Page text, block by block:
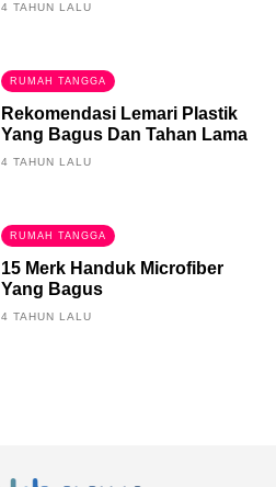
4 TAHUN LALU
RUMAH TANGGA
Rekomendasi Lemari Plastik
Yang Bagus Dan Tahan Lama
4 TAHUN LALU
RUMAH TANGGA
15 Merk Handuk Microfiber
Yang Bagus
4 TAHUN LALU